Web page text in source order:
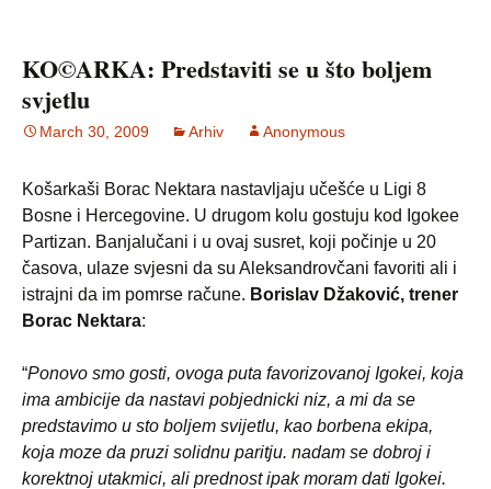
KO©ARKA: Predstaviti se u što boljem
svjetlu
March 30, 2009 Arhiv Anonymous
Košarkaši Borac Nektara nastavljaju učešće u Ligi 8
Bosne i Hercegovine. U drugom kolu gostuju kod Igokee
Partizan. Banjalučani i u ovaj susret, koji počinje u 20
časova, ulaze svjesni da su Aleksandrovčani favoriti ali i
istrajni da im pomrse račune. Borislav Džaković, trener
Borac Nektara:
“Ponovo smo gosti, ovoga puta favorizovanoj Igokei, koja
ima ambicije da nastavi pobjednicki niz, a mi da se
predstavimo u sto boljem svijetlu, kao borbena ekipa,
koja moze da pruzi solidnu paritju. nadam se dobroj i
korektnoj utakmici, ali prednost ipak moram dati Igokei.